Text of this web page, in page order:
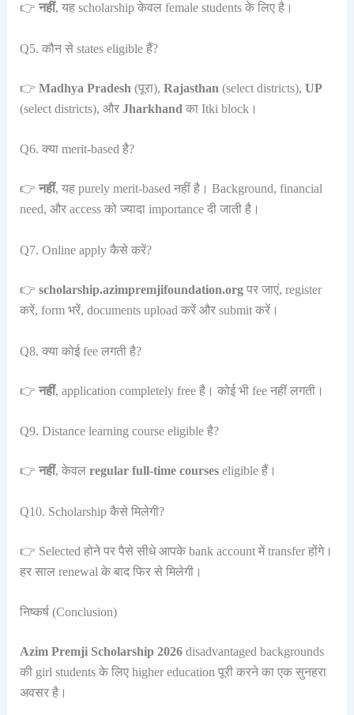
👉 नहीं, यह scholarship केवल female students के लिए है।
Q5. कौन से states eligible हैं?
👉 Madhya Pradesh (पूरा), Rajasthan (select districts), UP
(select districts), और Jharkhand का Itki block।
Q6. क्या merit-based है?
👉 नहीं, यह purely merit-based नहीं है। Background, financial
need, और access को ज्यादा importance दी जाती है।
Q7. Online apply कैसे करें?
👉 scholarship.azimpremjifoundation.orgपर जाएं, register
करें, form भरें, documents upload करें और submit करें।
Q8. क्या कोई fee लगती है?
👉 नहीं, application completely free है। कोई भी fee नहीं लगती।
Q9. Distance learning course eligible है?
👉 नहीं, केवल regular full-time courseseligible हैं।
Q10. Scholarship कैसे मिलेगी?
👉 Selected होने पर पैसे सीधे आपके bank account में transfer होंगे।
हर साल renewal के बाद फिर से मिलेगी।
निष्कर्ष (Conclusion)
Azim Premji Scholarship 2026disadvantaged backgrounds
की girl students के लिए higher education पूरी करने का एक सुनहरा
अवसर है।